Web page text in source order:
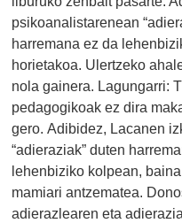
psikoanalistarenean
harremana ez da
horietakoa. Ulertzeko
nola gainera. Lagungarri:
pedagogikoak ez dira
gero. Adibidez, Lacanen
“adieraziak” duten
lehenbiziko kolpean,
mamiari antzematea.
adierazlearen eta